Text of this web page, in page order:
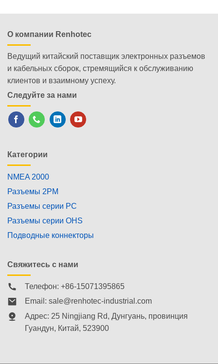
О компании Renhotec
Ведущий китайский поставщик электронных разъемов
и кабельных сборок, стремящийся к обслуживанию
клиентов и взаимному успеху.
Следуйте за нами
Категории
NMEA 2000
Разъемы 2PM
Разъемы серии PC
Разъемы серии OHS
Подводные коннекторы
Свяжитесь с нами
Телефон: +86-15071395865
Email: sale@renhotec-industrial.com
Адрес: 25 Ningjiang Rd, Дунгуань, провинция
Гуандун, Китай, 523900